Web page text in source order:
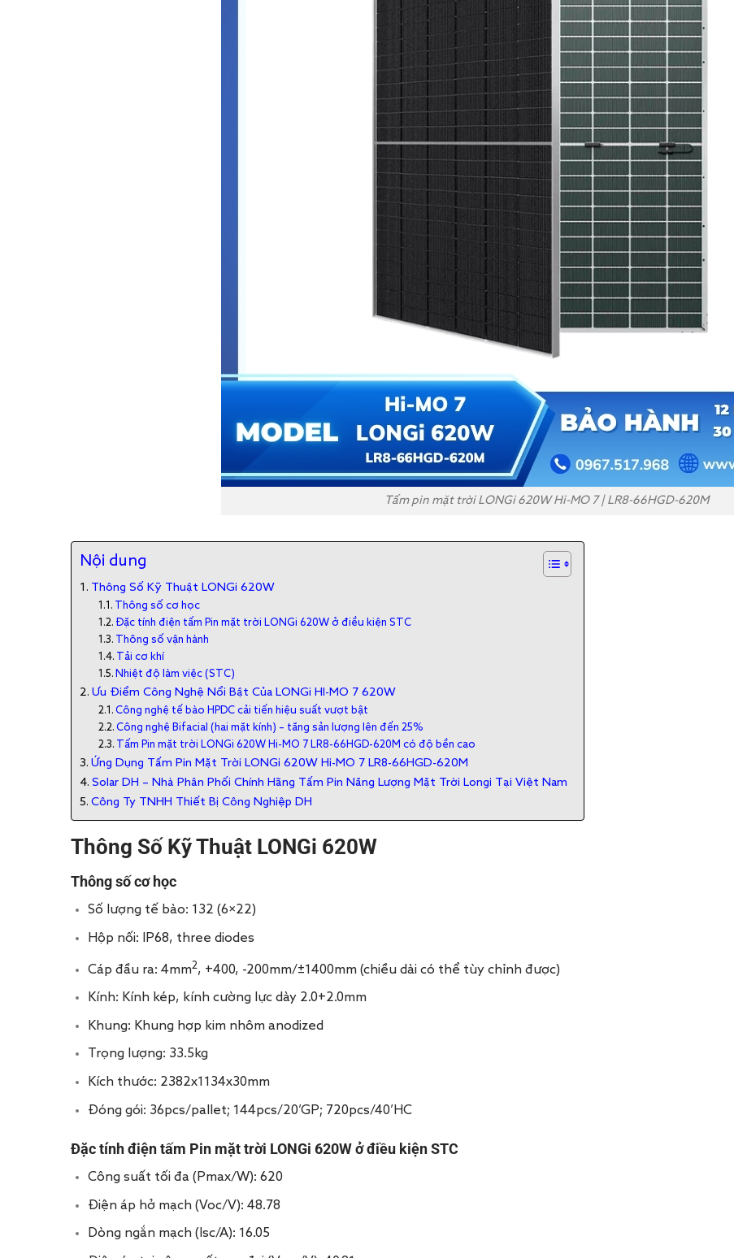
Tấm pin mặt trời LONGi 620W Hi-MO 7 | LR8-66HGD-620M
Nội dung
Thông Số Kỹ Thuật LONGi 620W
Thông số cơ học
Đặc tính điện tấm Pin mặt trời LONGi 620W ở điều kiện STC
Thông số vận hành
Tải cơ khí
Nhiệt độ làm việc (STC)
Ưu Điểm Công Nghệ Nổi Bật Của LONGi HI-MO 7 620W
Công nghệ tế bào HPDC cải tiến hiệu suất vượt bật
Công nghệ Bifacial (hai mặt kính) – tăng sản lượng lên đến 25%
Tấm Pin mặt trời LONGi 620W Hi-MO 7 LR8-66HGD-620M có độ bền cao
Ứng Dụng Tấm Pin Mặt Trời LONGi 620W Hi-MO 7 LR8-66HGD-620M
Solar DH – Nhà Phân Phối Chính Hãng Tấm Pin Năng Lượng Mặt Trời Longi Tại Việt Nam
Công Ty TNHH Thiết Bị Công Nghiệp DH
Thông Số Kỹ Thuật LONGi 620W
Thông số cơ học
Số lượng tế bào: 132 (6×22)
Hộp nối: IP68, three diodes
Cáp đầu ra: 4mm2, +400, -200mm/±1400mm (chiều dài có thể tùy chỉnh được)
Kính: Kính kép, kính cường lực dày 2.0+2.0mm
Khung: Khung hợp kim nhôm anodized
Trọng lượng: 33.5kg
Kích thước: 2382x1134x30mm
Đóng gói: 36pcs/pallet; 144pcs/20’GP; 720pcs/40’HC
Đặc tính điện tấm Pin mặt trời LONGi 620W ở điều kiện STC
Công suất tối đa (Pmax/W): 620
Điện áp hở mạch (Voc/V): 48.78
Dòng ngắn mạch (Isc/A): 16.05